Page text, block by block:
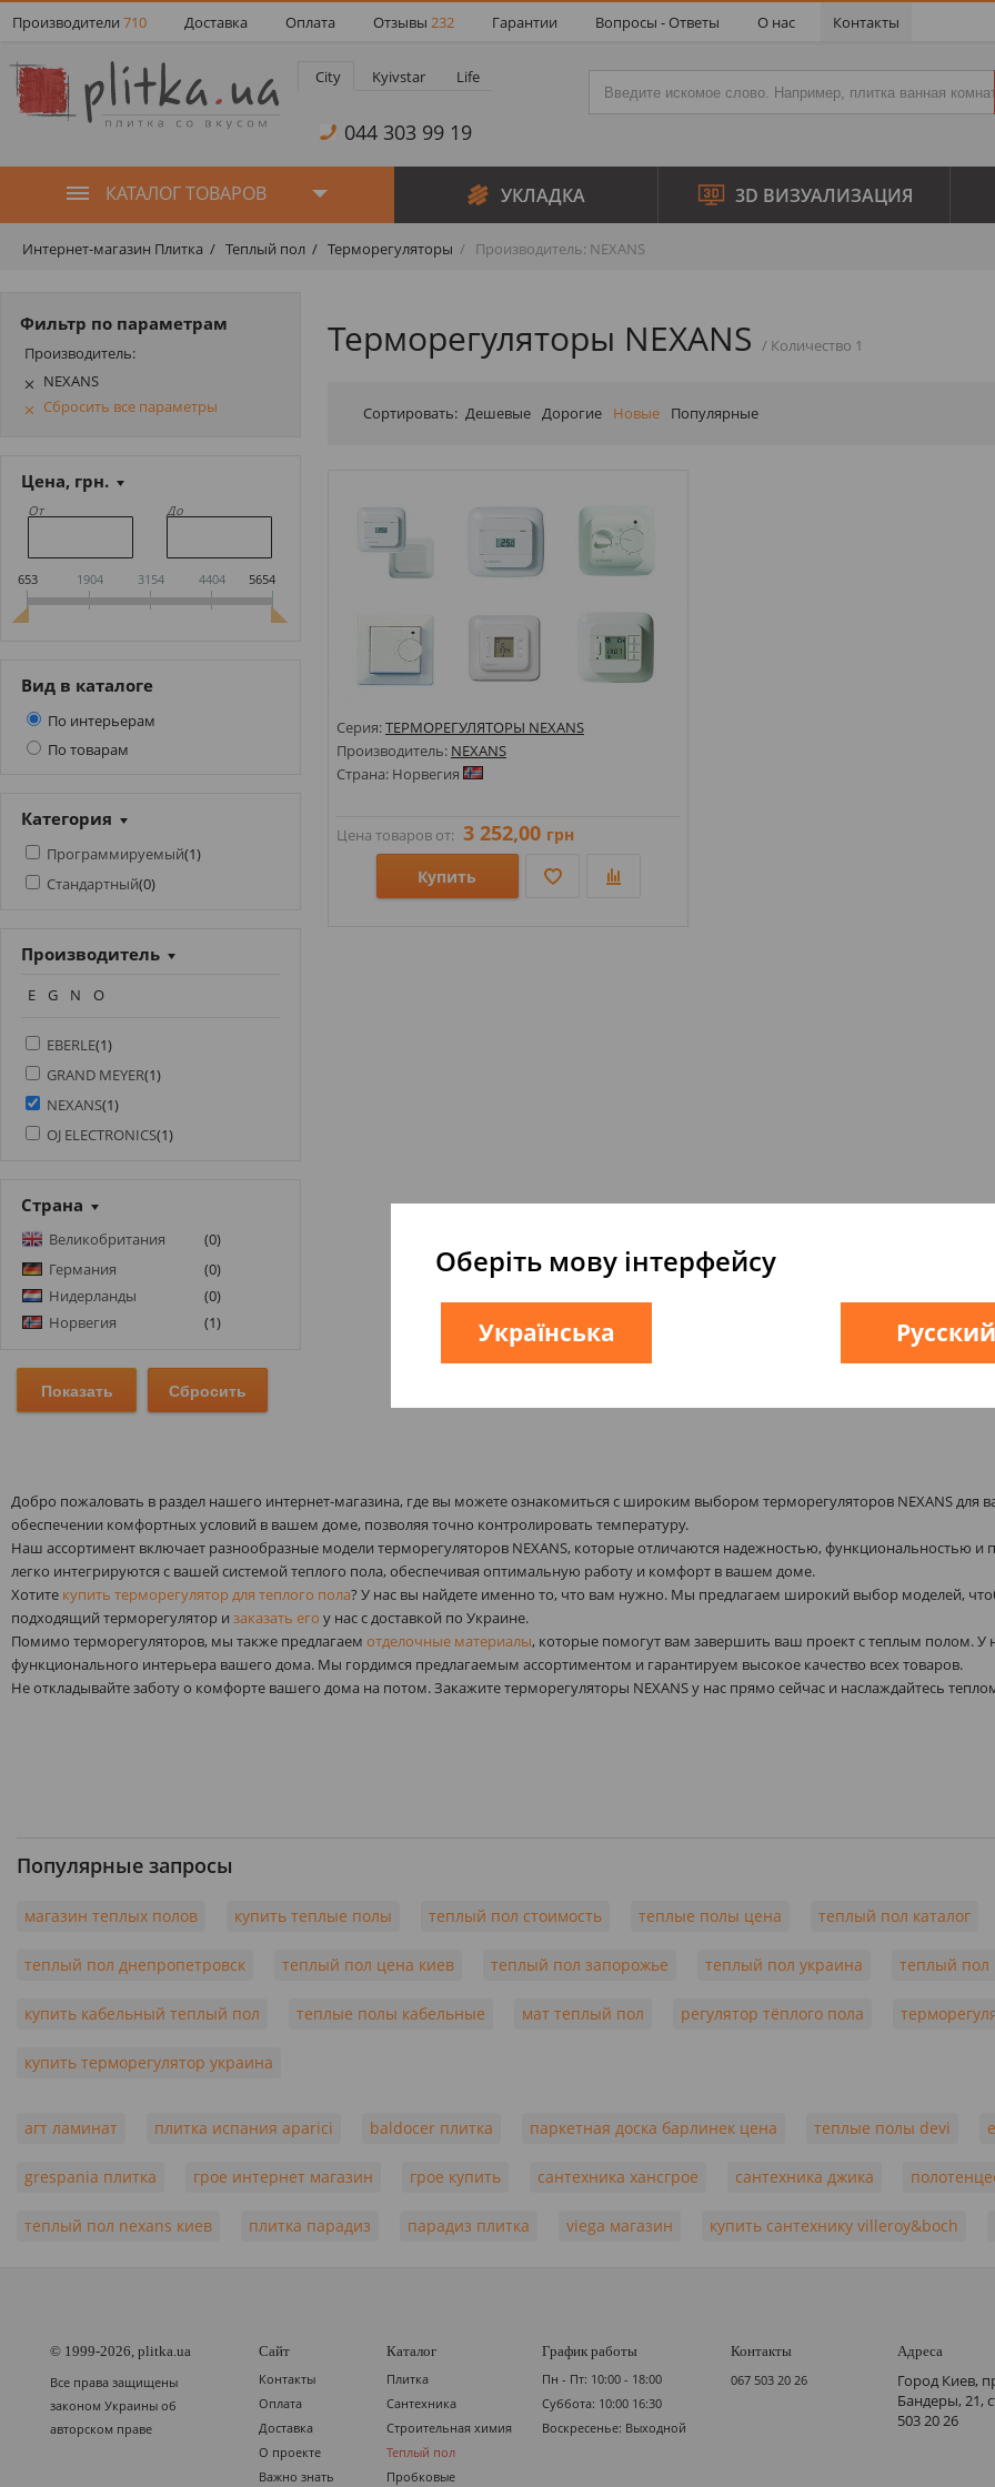
Производители 710 Доставка Оплата Отзывы 232 Гарантии Вопросы - Ответы О нас Контакты
City Kyivstar Life
044 303 99 19
КАТАЛОГ ТОВАРОВ УКЛАДКА 3D ВИЗУАЛИЗАЦИЯ
Интернет-магазин Плитка Теплый пол Терморегуляторы Производитель: NEXANS
Фильтр по параметрам
Производитель:
NEXANS
Сбросить все параметры
Цена, грн.
От До
653 1904 3154 4404 5654
Вид в каталоге
По интерьерам
По товарам
Категория
Программируемый(1)
Стандартный(0)
Производитель
E G N O
EBERLE(1)
GRAND MEYER(1)
NEXANS(1)
OJ ELECTRONICS(1)
Страна
Великобритания (0)
Германия
(0)
Нидерланды
(0)
Норвегия
(1)
Терморегуляторы NEXANS
Сортировать: Дешевые Дорогие Новые Популярные
Серия:ТЕРМОРЕГУЛЯТОРЫ NEXANS
Производитель: NEXANS
Страна: Норвегия
Цена товаров от: 3 252,00 грн
Купить
Добро пожаловать в раздел нашего интернет-магазина, где вы можете ознакомиться с широким выбором терморегуляторов NEXANS
обеспечении комфортных условий в вашем доме, позволяя точно контролировать температуру.
Наш ассортимент включает разнообразные модели терморегуляторов NEXANS, которые отличаются надежностью, функциональностью
легко интегрируются с вашей системой теплого пола, обеспечивая оптимальную работу и комфорт в вашем доме.
Хотите купить терморегулятор для теплого пола? У нас вы найдете именно то, что вам нужно. Мы предлагаем широкий выбор моделей,
подходящий терморегулятор и заказать его у нас с доставкой по Украине.
Помимо терморегуляторов, мы также предлагаем отделочные материалы, которые помогут вам завершить ваш проект с теплым полом. У
функционального интерьера вашего дома. Мы гордимся предлагаемым ассортиментом и гарантируем высокое качество всех товаров.
Не откладывайте заботу о комфорте вашего дома на потом. Закажите терморегуляторы NEXANS у нас прямо сейчас и наслаждайтесь
Популярные запросы
магазин теплых полов купить теплые полы теплый пол стоимость теплые полы цена теплый пол каталог
теплый пол днепропетровск теплый пол цена киев теплый пол запорожье теплый пол украина теплый пол
купить кабельный теплый пол теплые полы кабельные мат теплый пол регулятор тёплого пола
купить терморегулятор украина
агт ламинат плитка испания aparici baldocer плитка паркетная доска барлинек цена теплые полы devi
grespania плитка грое интернет магазин грое купить сантехника хансгрое сантехника джика
теплый пол nexans киев плитка парадиз парадиз плитка viega магазин купить сантехнику villeroy&boch
© 1999-2026, plitka.ua
Все права защищены
законом Украины об
авторском праве
Сайт
Контакты
Оплата
Доставка
О проекте
Важно знать
Каталог
Плитка
Сантехника
Строительная химия
Теплый пол
Пробковые
График работы
Пн - Пт: 10:00 - 18:00
Суббота: 10:00 16:30
Воскресенье: Выходной
Контакты
067 503 20 26
Адреса
Город Киев,
Бандеры, 21,
503 20 26
Оберіть мову інтерфейсу
Українська Русский